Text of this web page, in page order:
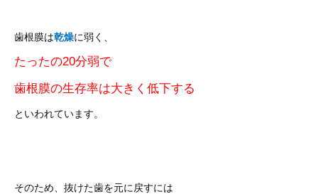
歯根膜は乾燥に弱く、
たったの20分弱で
歯根膜の生存率は大きく低下する
といわれています。
そのため、抜けた歯を元に戻すには